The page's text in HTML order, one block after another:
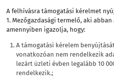
A felhívásra támogatási kérelmet
1. Mezőgazdasági termelő, aki
amennyiben igazolja, hogy:
A támogatási kérelem
vonatkozóan nem rendelkezik
lezárt üzleti évben legalább 10
rendelkezik.;